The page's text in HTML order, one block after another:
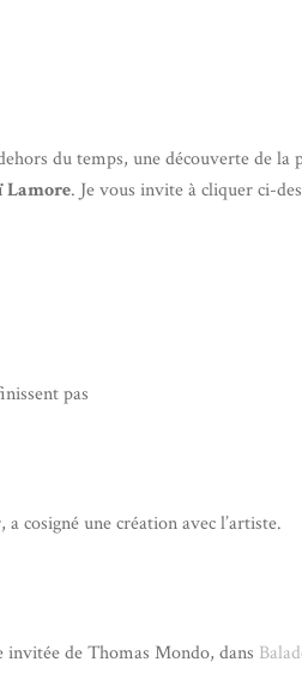
du temps, une découverte de la
Lamore. Je vous invite à cliquer ci-
pas
cosigné une création avec l’artiste.
invitée de Thomas Mondo, dans